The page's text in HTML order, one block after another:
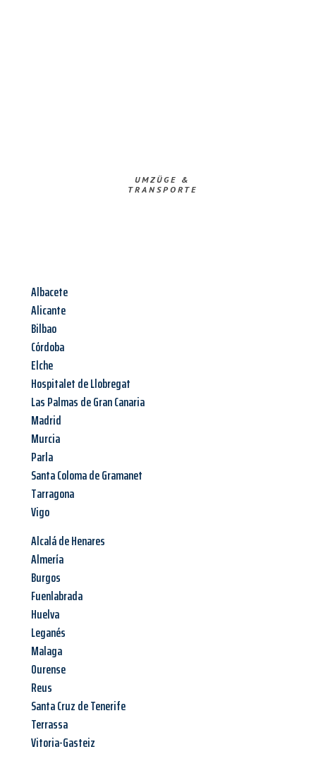
UMZÜGE &
TRANSPORTE
Albacete
Alicante
Bilbao
Córdoba
Elche
Hospitalet de Llobregat
Las Palmas de Gran Canaria
Madrid
Murcia
Parla
Santa Coloma de Gramanet
Tarragona
Vigo
Alcalá de Henares
Almería
Burgos
Fuenlabrada
Huelva
Leganés
Malaga
Ourense
Reus
Santa Cruz de Tenerife
Terrassa
Vitoria-Gasteiz